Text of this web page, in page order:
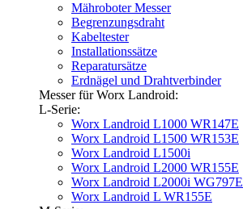
Mähroboter Messer
Begrenzungsdraht
Kabeltester
Installationssätze
Reparatursätze
Erdnägel und Drahtverbinder
Messer für Worx Landroid:
L-Serie:
Worx Landroid L1000 WR147E
Worx Landroid L1500 WR153E
Worx Landroid L1500i
Worx Landroid L2000 WR155E
Worx Landroid L2000i WG797E
Worx Landroid L WR155E